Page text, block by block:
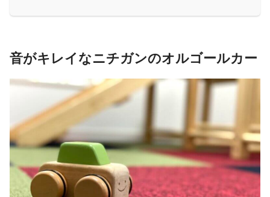
音がキレイなニチガンのオルゴールカー